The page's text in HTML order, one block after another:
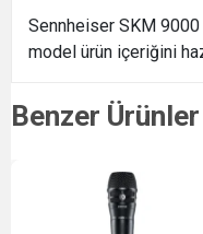
Sennheiser SKM
model ürün içeriğini
Benzer Ürünler